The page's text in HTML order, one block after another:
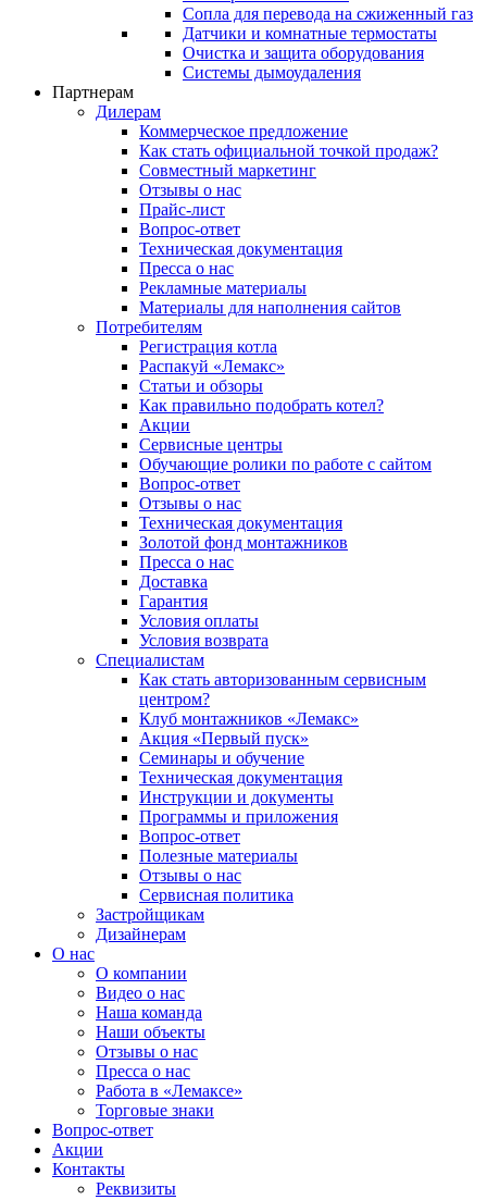
Сопла для перевода на сжиженный газ
Датчики и комнатные термостаты
Очистка и защита оборудования
Системы дымоудаления
Партнерам
Дилерам
Коммерческое предложение
Как стать официальной точкой продаж?
Совместный маркетинг
Отзывы о нас
Прайс-лист
Вопрос-ответ
Техническая документация
Пресса о нас
Рекламные материалы
Материалы для наполнения сайтов
Потребителям
Регистрация котла
Распакуй «Лемакс»
Статьи и обзоры
Как правильно подобрать котел?
Акции
Сервисные центры
Обучающие ролики по работе с сайтом
Вопрос-ответ
Отзывы о нас
Техническая документация
Золотой фонд монтажников
Пресса о нас
Доставка
Гарантия
Условия оплаты
Условия возврата
Специалистам
Как стать авторизованным сервисным
центром?
Клуб монтажников «Лемакс»
Акция «Первый пуск»
Семинары и обучение
Техническая документация
Инструкции и документы
Программы и приложения
Вопрос-ответ
Полезные материалы
Отзывы о нас
Сервисная политика
Застройщикам
Дизайнерам
О нас
О компании
Видео о нас
Наша команда
Наши объекты
Отзывы о нас
Пресса о нас
Работа в «Лемаксе»
Торговые знаки
Вопрос-ответ
Акции
Контакты
Реквизиты